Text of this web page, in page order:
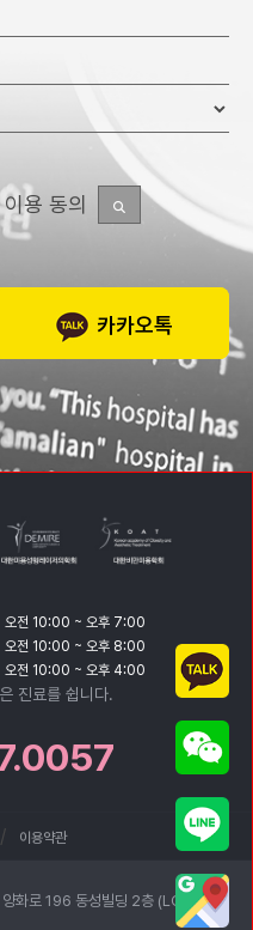
용 동의
카카오톡
오전 10:00 ~ 오후 7:00
오전 10:00 ~ 오후 8:00
오전 10:00 ~ 오후 4:00
진료를 쉽니다.
이용약관
양화로 196 동성빌딩 2층 (LG전